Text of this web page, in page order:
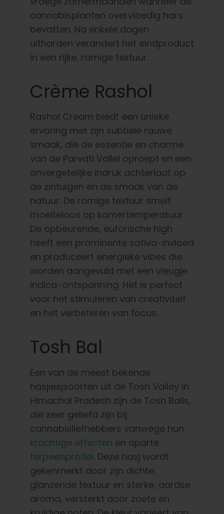
cannabisplanten overvloedig hars
bevatten. Na enkele dagen
uitharden verandert het eindproduct
in een rijke, romige textuur.
Crème Rashol
Rashol Cream biedt een unieke
ervaring met zijn subtiele rauwe
smaak, die de essentie en charme
van de Parvati Vallei oproept en een
onvergetelijke indruk achterlaat op
de zintuigen en de smaak van de
natuur. De romige textuur smelt
moeiteloos op kamertemperatuur.
De opbeurende, euforische high
heeft een prominente sativa-invloed
en produceert energieke vibes die
worden aangevuld met een vleugje
Indica-ontspanning. Het is perfect
voor het stimuleren van creativiteit
en het verbeteren van focus.
Tosh Bal
Een van de meest bekende
hasjiesjsoorten uit de Tosh Valley in
Himachal Pradesh zijn de Tosh Balls,
die zeer geliefd zijn bij
cannabisliefhebbers vanwege hun
krachtige effecten en aparte
terpeenprofiel. Deze hasj wordt
gekenmerkt door zijn dichte,
glanzende textuur en sterke, aardse
aroma, versterkt door zoete en